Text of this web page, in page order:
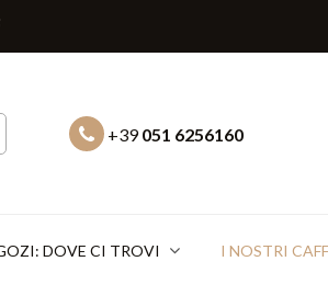
+39051 6256160
DOVE CI TROVI I NOSTRI